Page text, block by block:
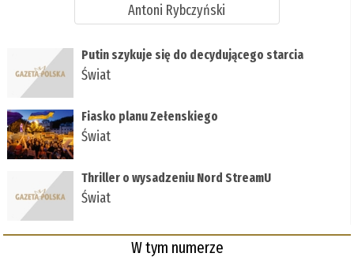
Antoni Rybczyński
Putin szykuje się do decydującego starcia
Świat
Fiasko planu Zełenskiego
Świat
Thriller o wysadzeniu Nord StreamU
Świat
W tym numerze